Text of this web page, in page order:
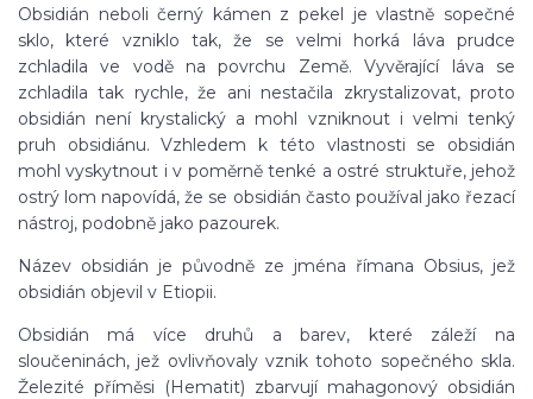
Obsidián neboli černý kámen z pekel je vlastně sopečné
sklo, které vzniklo tak, že se velmi horká láva prudce
zchladila ve vodě na povrchu Země. Vyvěrající láva se
zchladila tak rychle, že ani nestačila zkrystalizovat, proto
obsidián není krystalický a mohl vzniknout i velmi tenký
pruh obsidiánu. Vzhledem k této vlastnosti se obsidián
mohl vyskytnout i v poměrně tenké a ostré struktuře, jehož
ostrý lom napovídá, že se obsidián často používal jako řezací
nástroj, podobně jako pazourek.
Název obsidián je původně ze jména římana Obsius, jež
obsidián objevil v Etiopii.
Obsidián má více druhů a barev, které záleží na
sloučeninách, jež ovlivňovaly vznik tohoto sopečného skla.
Železité příměsi (Hematit) zbarvují mahagonový obsidián